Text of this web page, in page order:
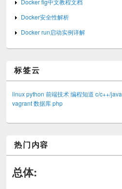
Docker安全性解析
Docker run启动实例详解
标签云
linux python 前端技术 编程知道 c/c++/java
vagrant 数据库 php
热门内容
总体: